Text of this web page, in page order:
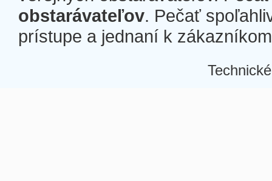
obstarávateľov. Pečať
prístupe a jednaní k